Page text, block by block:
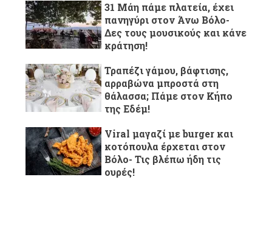
31 Μάη πάμε πλατεία, έχει
πανηγύρι στον Άνω Βόλο-
Δες τους μουσικούς και κάνε
κράτηση!
Τραπέζι γάμου, βάφτισης,
αρραβώνα μπροστά στη
θάλασσα; Πάμε στον Κήπο
της Εδέμ!
Viral μαγαζί με burger και
κοτόπουλα έρχεται στον
Βόλο- Τις βλέπω ήδη τις
ουρές!